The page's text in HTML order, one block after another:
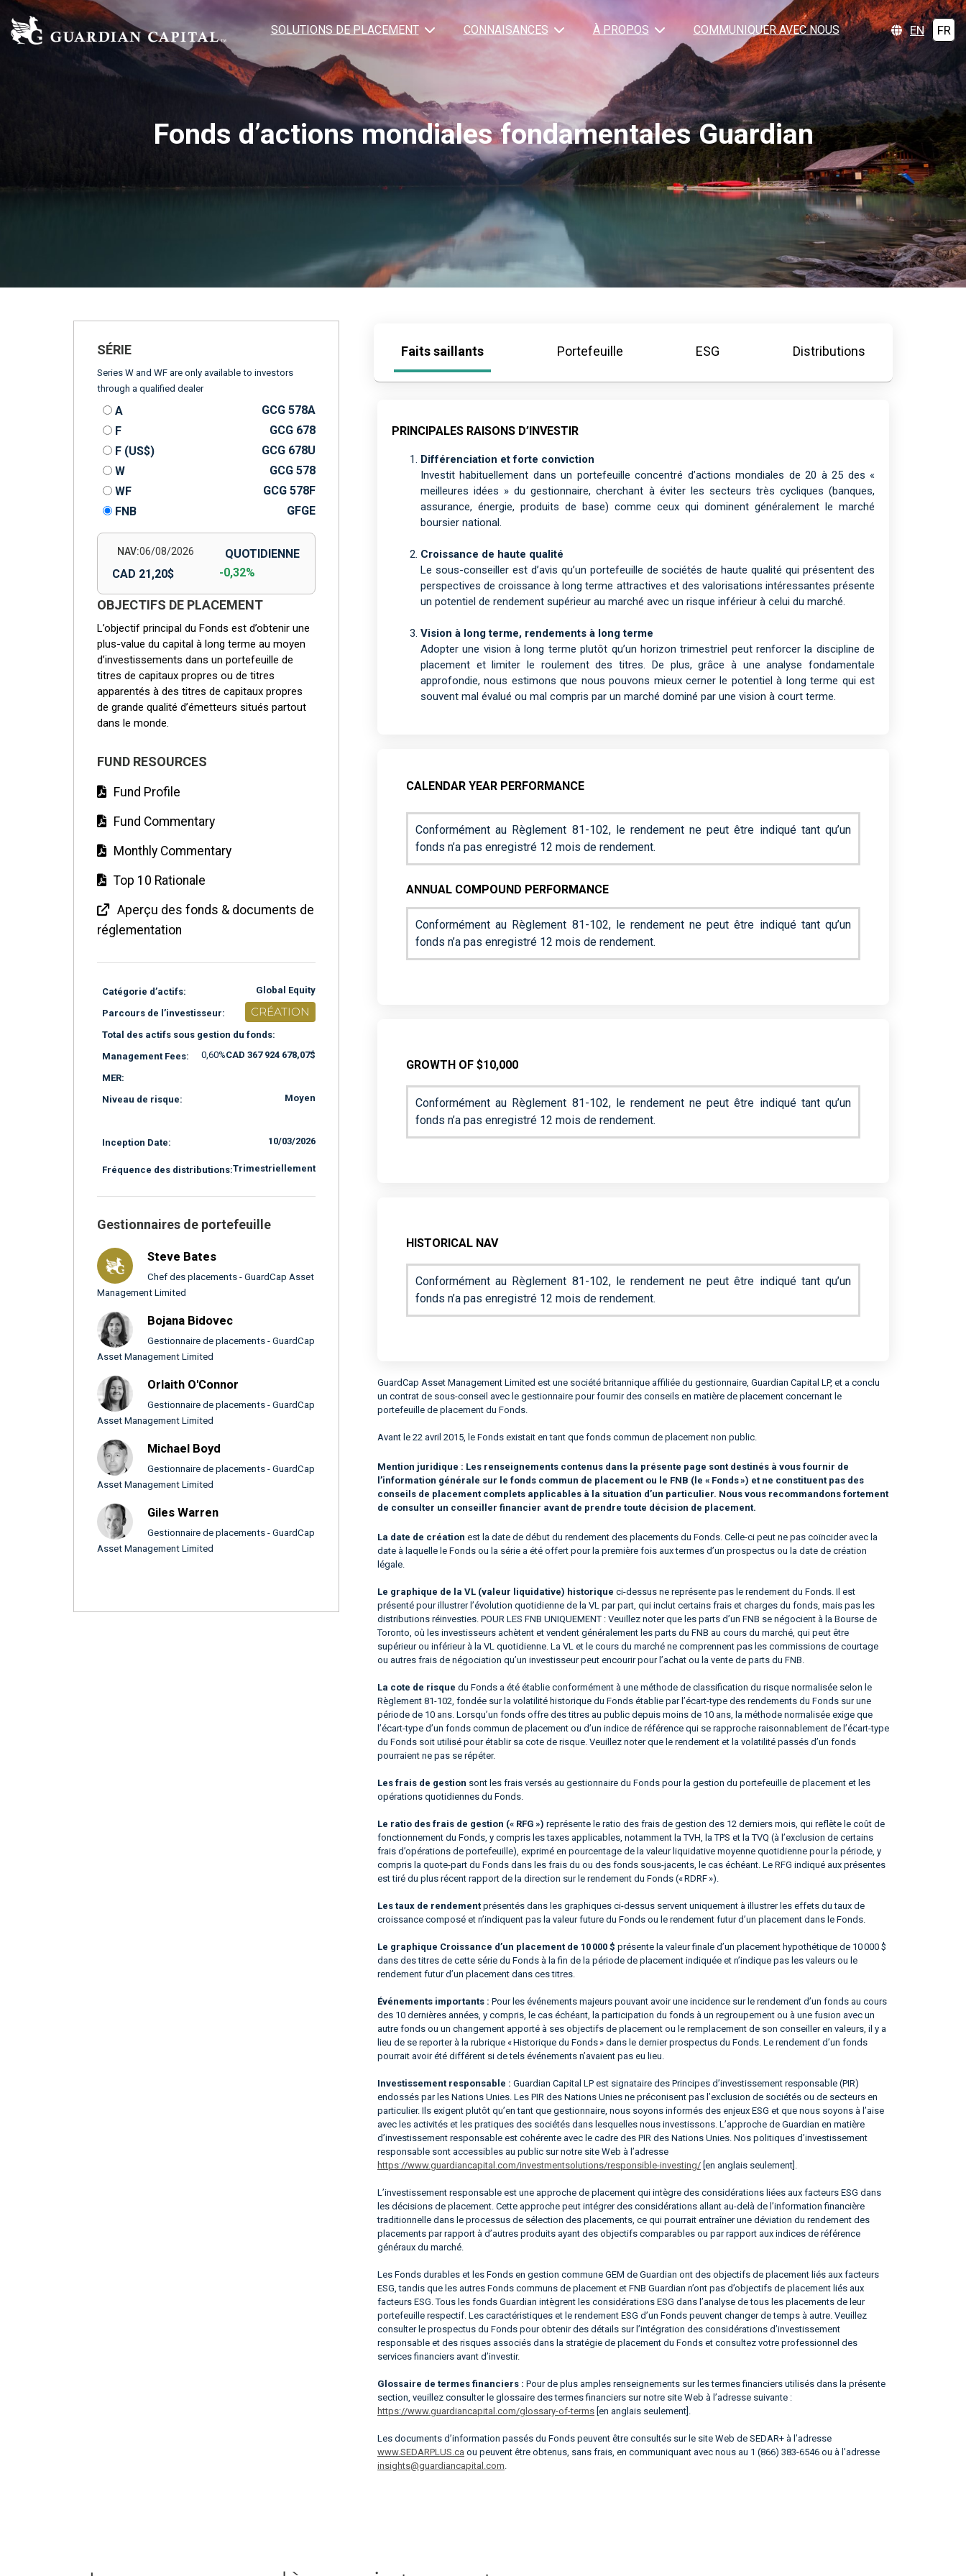
SOLUTIONS DE PLACEMENT CONNAISANCES À PROPOS COMMUNIQUER AVEC NOUS EN FR
Fonds d’actions mondiales fondamentales Guardian
SÉRIE
Series W and WF are only available to investors
through a qualified dealer
A
GCG 578A
F
GCG 678
F (US$)
GCG 678U
W
GCG 578
WF
GCG 578F
FNB
GFGE
NAV:06/08/2026
CAD 21,20$
QUOTIDIENNE
-0,32%
OBJECTIFS DE PLACEMENT
L’objectif principal du Fonds est d’obtenir une
plus-value du capital à long terme au moyen
d’investissements dans un portefeuille de
titres de capitaux propres ou de titres
apparentés à des titres de capitaux propres
de grande qualité d’émetteurs situés partout
dans le monde.
FUND RESOURCES
Fund Profile
Fund Commentary
Monthly Commentary
Top 10 Rationale
Aperçu des fonds & documents de
réglementation
Catégorie d’actifs: Global Equity
Parcours de l’investisseur: CRÉATION
Total des actifs sous gestion du fonds:
CAD 367 924 678,07$
Management Fees: 0,60%
MER:
Niveau de risque:
Moyen
Inception Date: 10/03/2026
Fréquence des distributions:Trimestriellement
Gestionnaires de portefeuille
Steve Bates
Chef des placements - GuardCap Asset
Management Limited
Bojana Bidovec
Gestionnaire de placements - GuardCap
Asset Management Limited
Orlaith O'Connor
Gestionnaire de placements - GuardCap
Asset Management Limited
Michael Boyd
Gestionnaire de placements - GuardCap
Asset Management Limited
Giles Warren
Gestionnaire de placements - GuardCap
Asset Management Limited
Faits saillants Portefeuille ESG Distributions
PRINCIPALES RAISONS D’INVESTIR
Différenciation et forte conviction
Investit habituellement dans un portefeuille concentré d’actions mondiales de 20 à 25 des «
meilleures idées » du gestionnaire, cherchant à éviter les secteurs très cycliques (banques,
assurance, énergie, produits de base) comme ceux qui dominent généralement le marché
boursier national.
Croissance de haute qualité
Le sous-conseiller est d’avis qu’un portefeuille de sociétés de haute qualité qui présentent des
perspectives de croissance à long terme attractives et des valorisations intéressantes présente
un potentiel de rendement supérieur au marché avec un risque inférieur à celui du marché.
Vision à long terme, rendements à long terme
Adopter une vision à long terme plutôt qu’un horizon trimestriel peut renforcer la discipline de
placement et limiter le roulement des titres. De plus, grâce à une analyse fondamentale
approfondie, nous estimons que nous pouvons mieux cerner le potentiel à long terme qui est
souvent mal évalué ou mal compris par un marché dominé par une vision à court terme.
CALENDAR YEAR PERFORMANCE
Conformément au Règlement 81-102, le rendement ne peut être indiqué tant qu’un
fonds n’a pas enregistré 12 mois de rendement.
ANNUAL COMPOUND PERFORMANCE
Conformément au Règlement 81-102, le rendement ne peut être indiqué tant qu’un
fonds n’a pas enregistré 12 mois de rendement.
GROWTH OF $10,000
Conformément au Règlement 81-102, le rendement ne peut être indiqué tant qu’un
fonds n’a pas enregistré 12 mois de rendement.
HISTORICAL NAV
Conformément au Règlement 81-102, le rendement ne peut être indiqué tant qu’un
fonds n’a pas enregistré 12 mois de rendement.
GuardCap Asset Management Limited est une société britannique affiliée du gestionnaire, Guardian Capital LP, et a conclu
un contrat de sous-conseil avec le gestionnaire pour fournir des conseils en matière de placement concernant le
portefeuille de placement du Fonds.
Avant le 22 avril 2015, le Fonds existait en tant que fonds commun de placement non public.
Mention juridique : Les renseignements contenus dans la présente page sont destinés à vous fournir de
l’information générale sur le fonds commun de placement ou le FNB (le « Fonds ») et ne constituent pas des
conseils de placement complets applicables à la situation d’un particulier. Nous vous recommandons fortement
de consulter un conseiller financier avant de prendre toute décision de placement.
La date de création est la date de début du rendement des placements du Fonds. Celle-ci peut ne pas coïncider avec la
date à laquelle le Fonds ou la série a été offert pour la première fois aux termes d’un prospectus ou la date de création
légale.
Le graphique de la VL (valeur liquidative) historique ci-dessus ne représente pas le rendement du Fonds. Il est
présenté pour illustrer l’évolution quotidienne de la VL par part, qui inclut certains frais et charges du fonds, mais pas les
distributions réinvesties. POUR LES FNB UNIQUEMENT : Veuillez noter que les parts d’un FNB se négocient à la Bourse de
Toronto, où les investisseurs achètent et vendent généralement les parts du FNB au cours du marché, qui peut être
supérieur ou inférieur à la VL quotidienne. La VL et le cours du marché ne comprennent pas les commissions de courtage
ou autres frais de négociation qu’un investisseur peut encourir pour l’achat ou la vente de parts du FNB.
La cote de risque du Fonds a été établie conformément à une méthode de classification du risque normalisée selon le
Règlement 81-102, fondée sur la volatilité historique du Fonds établie par l’écart-type des rendements du Fonds sur une
période de 10 ans. Lorsqu’un fonds offre des titres au public depuis moins de 10 ans, la méthode normalisée exige que
l’écart-type d’un fonds commun de placement ou d’un indice de référence qui se rapproche raisonnablement de l’écart-type
du Fonds soit utilisé pour établir sa cote de risque. Veuillez noter que le rendement et la volatilité passés d’un fonds
pourraient ne pas se répéter.
Les frais de gestion sont les frais versés au gestionnaire du Fonds pour la gestion du portefeuille de placement et les
opérations quotidiennes du Fonds.
Le ratio des frais de gestion (« RFG ») représente le ratio des frais de gestion des 12 derniers mois, qui reflète le coût de
fonctionnement du Fonds, y compris les taxes applicables, notamment la TVH, la TPS et la TVQ (à l’exclusion de certains
frais d’opérations de portefeuille), exprimé en pourcentage de la valeur liquidative moyenne quotidienne pour la période, y
compris la quote-part du Fonds dans les frais du ou des fonds sous-jacents, le cas échéant. Le RFG indiqué aux présentes
est tiré du plus récent rapport de la direction sur le rendement du Fonds (« RDRF »).
Les taux de rendement présentés dans les graphiques ci-dessus servent uniquement à illustrer les effets du taux de
croissance composé et n’indiquent pas la valeur future du Fonds ou le rendement futur d’un placement dans le Fonds.
Le graphique Croissance d’un placement de 10 000 $ présente la valeur finale d’un placement hypothétique de 10 000 $
dans des titres de cette série du Fonds à la fin de la période de placement indiquée et n’indique pas les valeurs ou le
rendement futur d’un placement dans ces titres.
Événements importants : Pour les événements majeurs pouvant avoir une incidence sur le rendement d’un fonds au cours
des 10 dernières années, y compris, le cas échéant, la participation du fonds à un regroupement ou à une fusion avec un
autre fonds ou un changement apporté à ses objectifs de placement ou le remplacement de son conseiller en valeurs, il y a
lieu de se reporter à la rubrique « Historique du Fonds » dans le dernier prospectus du Fonds. Le rendement d’un fonds
pourrait avoir été différent si de tels événements n’avaient pas eu lieu.
Investissement responsable : Guardian Capital LP est signataire des Principes d’investissement responsable (PIR)
endossés par les Nations Unies. Les PIR des Nations Unies ne préconisent pas l’exclusion de sociétés ou de secteurs en
particulier. Ils exigent plutôt qu’en tant que gestionnaire, nous soyons informés des enjeux ESG et que nous soyons à l’aise
avec les activités et les pratiques des sociétés dans lesquelles nous investissons. L’approche de Guardian en matière
d’investissement responsable est cohérente avec le cadre des PIR des Nations Unies. Nos politiques d’investissement
responsable sont accessibles au public sur notre site Web à l’adresse
https://www.guardiancapital.com/investmentsolutions/responsible-investing/ [en anglais seulement].
L’investissement responsable est une approche de placement qui intègre des considérations liées aux facteurs ESG dans
les décisions de placement. Cette approche peut intégrer des considérations allant au-delà de l’information financière
traditionnelle dans le processus de sélection des placements, ce qui pourrait entraîner une déviation du rendement des
placements par rapport à d’autres produits ayant des objectifs comparables ou par rapport aux indices de référence
généraux du marché.
Les Fonds durables et les Fonds en gestion commune GEM de Guardian ont des objectifs de placement liés aux facteurs
ESG, tandis que les autres Fonds communs de placement et FNB Guardian n’ont pas d’objectifs de placement liés aux
facteurs ESG. Tous les fonds Guardian intègrent les considérations ESG dans l’analyse de tous les placements de leur
portefeuille respectif. Les caractéristiques et le rendement ESG d’un Fonds peuvent changer de temps à autre. Veuillez
consulter le prospectus du Fonds pour obtenir des détails sur l’intégration des considérations d’investissement
responsable et des risques associés dans la stratégie de placement du Fonds et consultez votre professionnel des
services financiers avant d’investir.
Glossaire de termes financiers : Pour de plus amples renseignements sur les termes financiers utilisés dans la présente
section, veuillez consulter le glossaire des termes financiers sur notre site Web à l’adresse suivante :
https://www.guardiancapital.com/glossary-of-terms [en anglais seulement].
Les documents d’information passés du Fonds peuvent être consultés sur le site Web de SEDAR+ à l’adresse
www.SEDARPLUS.ca ou peuvent être obtenus, sans frais, en communiquant avec nous au 1 (866) 383-6546 ou à l’adresse
insights@guardiancapital.com.